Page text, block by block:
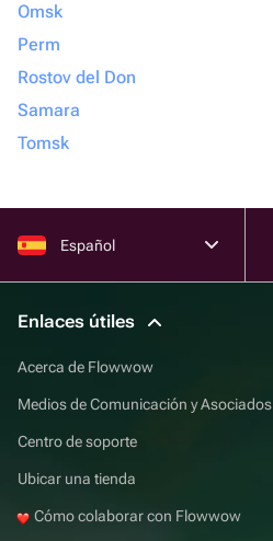
Omsk
Perm
Rostov del Don
Samara
Tomsk
Español
Enlaces útiles
Acerca de Flowwow
Medios de Comunicación y Asociados
Centro de soporte
Ubicar una tienda
Cómo colaborar con Flowwow